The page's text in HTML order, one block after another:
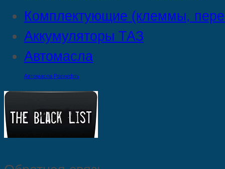
Комплектующие (клеммы,
Аккумуляторы ТАЗ
Автомасла
Автомасла Роснефть